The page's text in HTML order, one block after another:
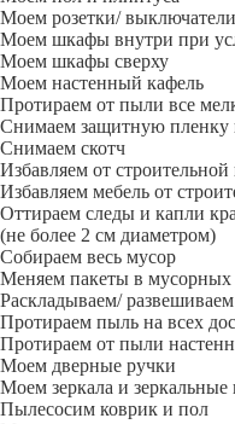
Моем розетки/ выключатели
Моем шкафы внутри при
Моем шкафы сверху
Моем настенный кафель
Протираем от пыли все
Снимаем защитную пленку
Снимаем скотч
Избавляем от
Избавляем мебель от
Оттираем следы и капли
(не более 2 см диаметром)
Собираем весь мусор
Меняем пакеты в мусорных
Раскладываем/
Протираем пыль на всех
Протираем от пыли
Моем дверные ручки
Моем зеркала и зеркальные
Пылесосим коврик и пол